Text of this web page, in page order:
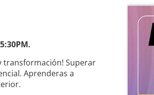
transformación! Superar
Aprenderas a